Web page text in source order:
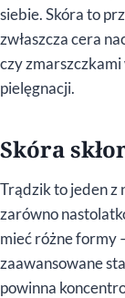
siebie. Skóra to
zwłaszcza cera
czy
pielęgnacji.
Skóra
Trądzik to jeden z
zarówno
mieć różne formy
zaawansowane
powinna